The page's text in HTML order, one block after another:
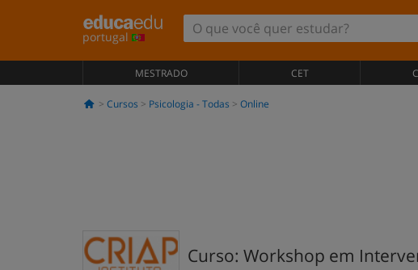
portugal
MESTRADO CET
Cursos Psicologia - Todas Online
Curso: Workshop em